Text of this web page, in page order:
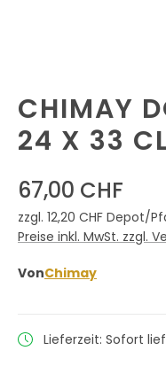
CHIMAY
24 X 33
67,00 CHF
zzgl. 12,20 CHF Depot/
Preise inkl. MwSt. zzgl.
VonChimay
Lieferzeit: Sofort